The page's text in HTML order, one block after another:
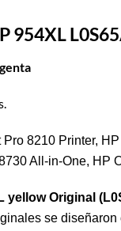
954XL
8210 Printer,
All-in-One, HP
yellow Original (
se